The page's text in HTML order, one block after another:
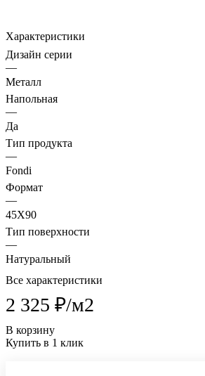
Характеристики
Дизайн серии
—
Металл
Напольная
—
Да
Тип продукта
—
Fondi
Формат
—
45X90
Тип поверхности
—
Натуральный
Все характеристики
2 325 ₽/м2
В корзину
Купить в 1 клик